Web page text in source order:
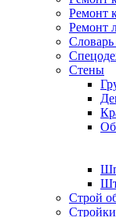
Ремонт
Ремонт
Стены
Строй